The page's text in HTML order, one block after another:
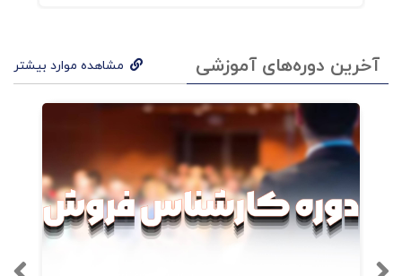
4. استراتژی مسیریابی برند
بخش دوم: برند شخصی شما در عمل
6. اسطوره‌های غلط برندسازی شخصی
آخرین دوره‌های آموزشی مشاهده موارد بیشتر